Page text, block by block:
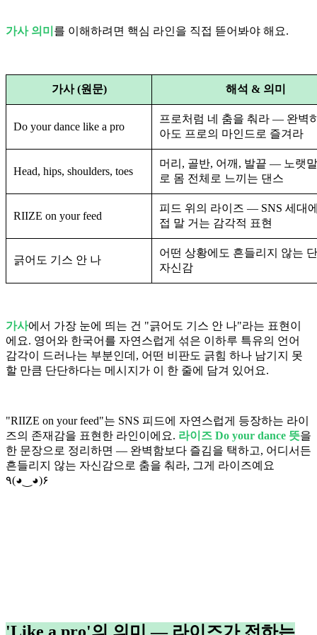
가사 의미 를 이해하려면 핵심 라인을 직접 뜯어봐야 해요.
가사 (원문) 해석 & 의미
Do your dance like a pro
프로처럼 네 춤을 춰라 — 완벽
아도 프로의 마인드로 즐겨라
Head, hips, shoulders, toes
머리, 골반, 어깨, 발끝 — 노랫
로 몸 전체로 느끼는 댄스
RIIZE on your feed
피드 위의 라이즈 — SNS 세대
접 말 거는 감각적 표현
긁어도 기스 안 나
어떤 상황에도 흔들리지 않는
자신감
가사에서 가장 눈에 띄는 건 "긁어도 기스 안 나"라는 표현이
에요. 영어와 한국어를 자연스럽게 섞은 이하루 특유의 언어
감각이 드러나는 부분인데, 어떤 비판도 긁힘 하나 남기지 못
할 만큼 단단하다는 메시지가 이 한 줄에 담겨 있어요.
"RIIZE on your feed"는 SNS 피드에 자연스럽게 등장하는 라이
즈의 존재감을 표현한 라인이에요. 라이즈 Do your dance 뜻을
한 문장으로 정리하면 — 완벽함보다 즐김을 택하고, 어디서든
흔들리지 않는 자신감으로 춤을 춰라, 그게 라이즈예요
٩(◕‿◕)۶